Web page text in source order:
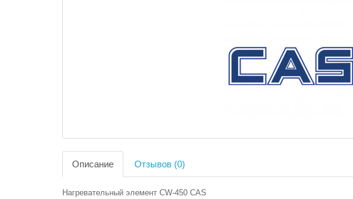
Описание Отзывов (0)
Нагревательный элемент CW-450 CAS